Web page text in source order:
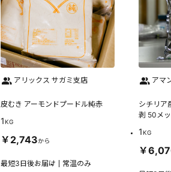
アリックス サガミ支店
皮むき アーモンドプードル純赤
1KG
￥2,743から
最短3日後お届け 常温のみ
アマ
シチリア
剥 50メ
1KG
￥